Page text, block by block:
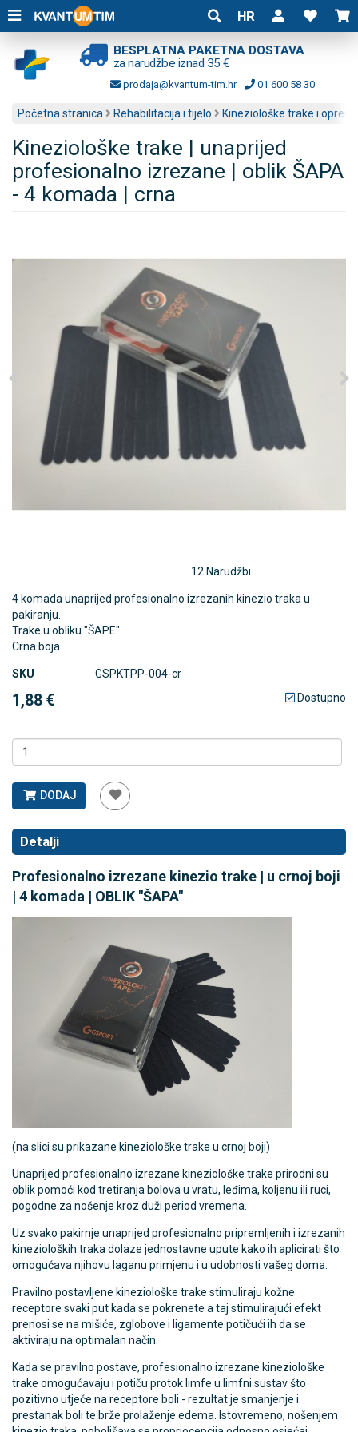
HR
BESPLATNA PAKETNA DOSTAVA
za narudžbe iznad 35 €
prodaja@kvantum-tim.hr 01 600 58 30
Početna stranica Rehabilitacija i tijelo Kineziološke trake i
Kineziološke trake | unaprijed
profesionalno izrezane | oblik ŠAPA
- 4 komada | crna
12 Narudžbi
4 komada unaprijed profesionalno izrezanih kinezio traka u
pakiranju.
Trake u obliku "ŠAPE".
Crna boja
SKU GSPKTPP-004-cr
1,88 € Dostupno
DODAJ
Detalji
Profesionalno izrezane kinezio trake | u crnoj boji
| 4 komada | OBLIK "ŠAPA"
(na slici su prikazane kineziološke trake u crnoj boji)
Unaprijed profesionalno izrezane kineziološke trake prirodni su
oblik pomoći kod tretiranja bolova u vratu, leđima, koljenu ili ruci,
pogodne za nošenje kroz duži period vremena.
Uz svako pakirnje unaprijed profesionalno pripremljenih i izrezanih
kinezioloških traka dolaze jednostavne upute kako ih aplicirati što
omogućava njihovu laganu primjenu i u udobnosti vašeg doma.
Pravilno postavljene kineziološke trake stimuliraju kožne
receptore svaki put kada se pokrenete a taj stimulirajući efekt
prenosi se na mišiće, zglobove i ligamente potičući ih da se
aktiviraju na optimalan način.
Kada se pravilno postave, profesionalno izrezane kineziološke
trake omogućavaju i potiču protok limfe u limfni sustav što
pozitivno utječe na receptore boli - rezultat je smanjenje i
prestanak boli te brže prolaženje edema. Istovremeno, nošenjem